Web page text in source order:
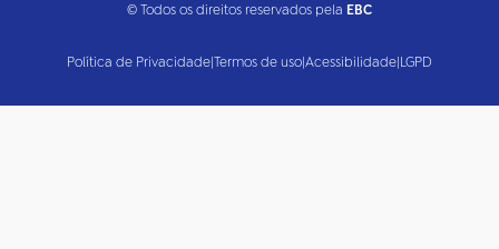
© Todos os direitos reservados pela EBC
Política de Privacidade|Termos de uso|Acessibilidade|LGPD